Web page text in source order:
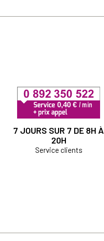
7 JOURS SUR 7 DE 8H À
20H
Service clients